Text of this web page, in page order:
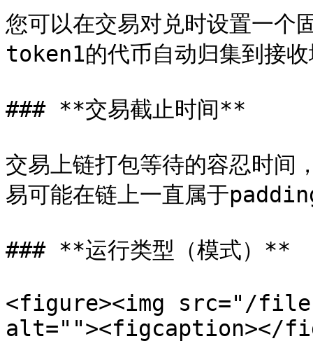
您可以在交易对兑时设置一个
token1的代币自动归集到接
### **交易截止时间**
交易上链打包等待的容忍时间
易可能在链上一直属于
### **运行类型（模式）**
<figure><img src="/files/
alt=""><figcaption></